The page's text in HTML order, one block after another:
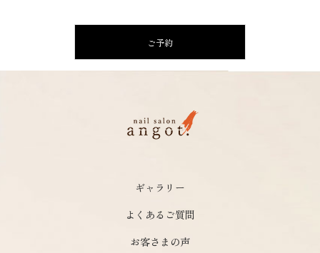
ご予約
ギャラリー
よくあるご質問
お客さまの声